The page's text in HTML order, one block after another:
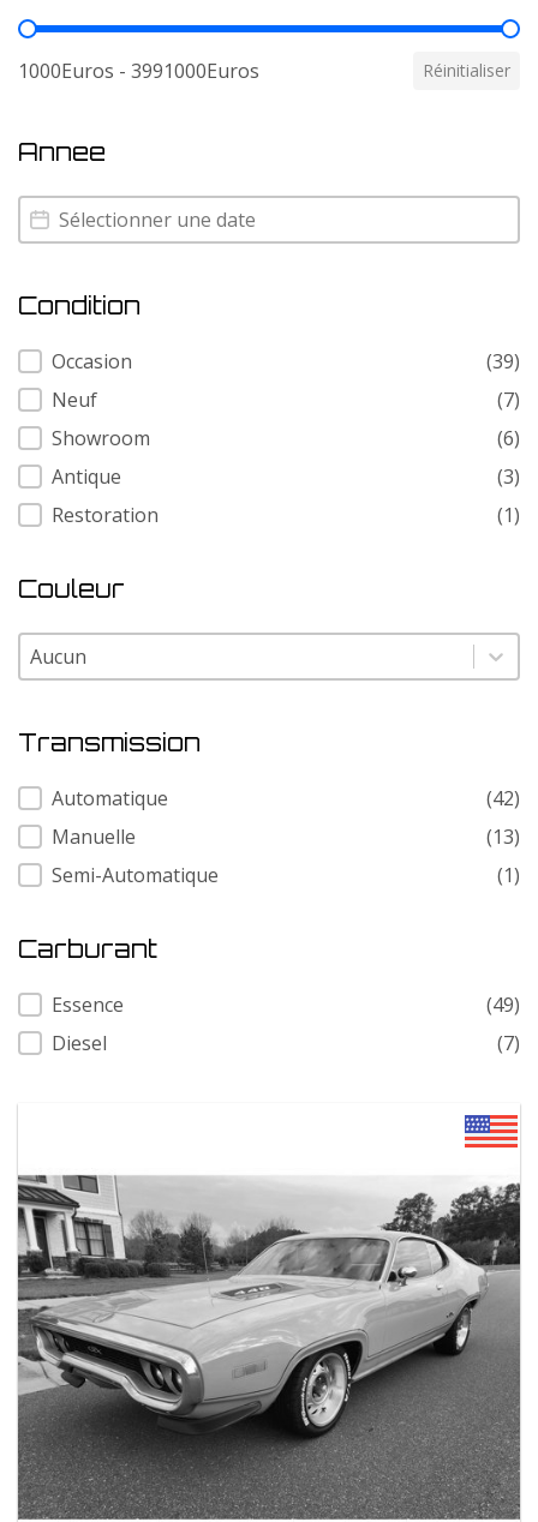
Prix
1000Euros - 3991000Euros Réinitialiser
Annee
Annee
Annee
Condition
Condition
Occasion
(39)
Neuf
(7)
Showroom
(6)
Antique
(3)
Restoration
(1)
Couleur
Couleur
Couleur
Transmission
Transmission
Automatique
(42)
Manuelle
(13)
Semi-Automatique
(1)
Carburant
Carburant
Essence
(49)
Diesel
(7)